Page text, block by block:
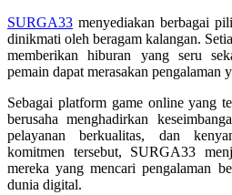
SURGA33 menyediakan berbagai
dinikmati oleh beragam kalangan.
memberikan hiburan yang seru
pemain dapat merasakan pengalaman
Sebagai platform game online yang
berusaha menghadirkan
pelayanan berkualitas, dan
komitmen tersebut, SURGA33
mereka yang mencari pengalaman
dunia digital.